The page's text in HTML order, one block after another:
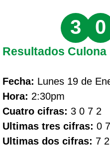
3 0
Resultados Culona
Fecha: Lunes 19 de
Hora: 2:30pm
Cuatro cifras: 3 0 7 2
Ultimas tres cifras: 0
Ultimas dos cifras: 7 2